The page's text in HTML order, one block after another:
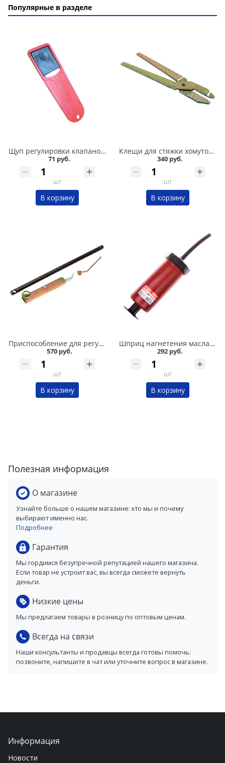
Популярные в разделе
Щуп регулировки клапанов Сервис ключ в Кургане
71 руб.
шт
В корзину
Клещи для стяжки хомутов шруса Сервис ключ в Кургане
340 руб.
шт
В корзину
Приспособление для регулировки клапанов 2108 Сервис ключ в Кургане
570 руб.
шт
В корзину
Шприц нагнетения масла 500 мл в Кургане
292 руб.
шт
В корзину
Полезная информация
О магазине
Узнайте больше о нашем магазине: кто мы и почему
выбирают именно нас.
Подробнее
Гарантия
Мы гордимся безупречной репутацией нашего магазина.
Если товар не устроит вас, вы всегда сможете вернуть
деньги.
Низкие цены
Мы предлагаем товары в розницу по оптовым ценам.
Всегда на связи
Наши консультанты и продавцы всегда готовы помочь:
позвоните, напишите в чат или уточните вопрос в магазине.
Информация
Новости